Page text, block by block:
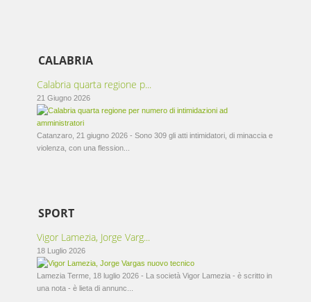
CALABRIA
Calabria quarta regione p...
21 Giugno 2026
Catanzaro, 21 giugno 2026 - Sono 309 gli atti intimidatori, di minaccia e
violenza, con una flession...
SPORT
Vigor Lamezia, Jorge Varg...
18 Luglio 2026
Lamezia Terme, 18 luglio 2026 - La società Vigor Lamezia - è scritto in
una nota - è lieta di annunc...